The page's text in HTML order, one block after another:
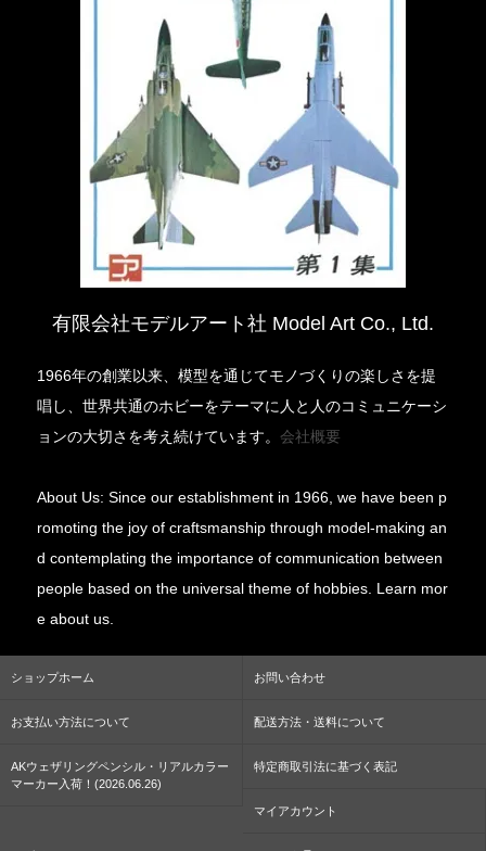
有限会社モデルアート社 Model Art Co., Ltd.
1966年の創業以来、模型を通じてモノづくりの楽しさを提
唱し、世界共通のホビーをテーマに人と人のコミュニケーシ
ョンの大切さを考え続けています。会社概要
About Us: Since our establishment in 1966, we have been p
romoting the joy of craftsmanship through model-making an
d contemplating the importance of communication between
people based on the universal theme of hobbies. Learn mor
e about us.
ショップホーム お問い合わせ
お支払い方法について 配送方法・送料について
AKウェザリングペンシル・リアルカラー
マーカー入荷！(2026.06.26)
特定商取引法に基づく表記
マイアカウント